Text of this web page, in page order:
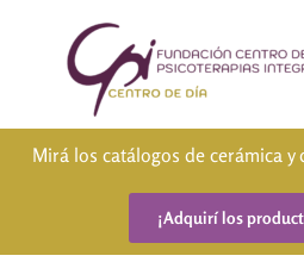
Mirá los catálogos de cerámica y
¡Adquirí los